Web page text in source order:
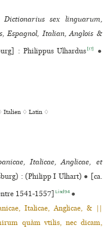
Dictionarius sex linguarum,
Espagnol, Italian, Anglois &
: Philippus Ulhardus[!?]
●
Italien ♢Latin ♢
Italicae, Anglicae, et
: (Philipp I Ulhart) ● [ca.
1541-1557] Lind94 ●
Italicae, Anglicae, & ||
quàm vtilis, nec dicam,